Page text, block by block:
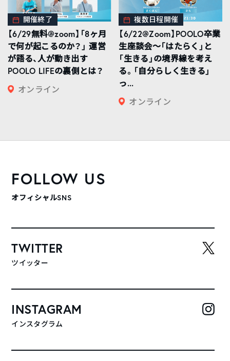
開催終了
【6/29無料@zoom】「8ヶ月
で何が起こるのか？」 運営
が語る、人が動き出す
POOLO LIFEの裏側とは？
オンライン
複数日程開催
【6/22@Zoom】POOLO卒業
生座談会〜「はたらく」と
「生きる」の境界線を考え
る。「自分らしく生きる」
っ...
オンライン
FOLLOW US
オフィシャルSNS
TWITTER
ツイッター
INSTAGRAM
インスタグラム